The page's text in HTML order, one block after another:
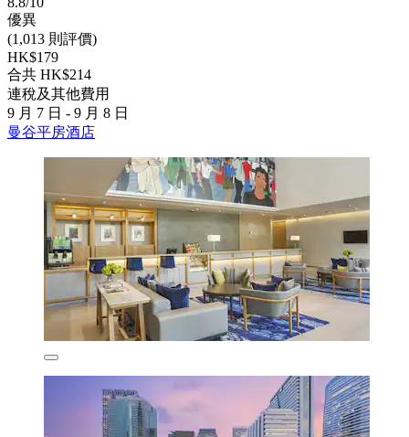
優異
(1,013 則評價)
HK$179
合共 HK$214
連稅及其他費用
9 月 7 日 - 9 月 8 日
曼谷平房酒店